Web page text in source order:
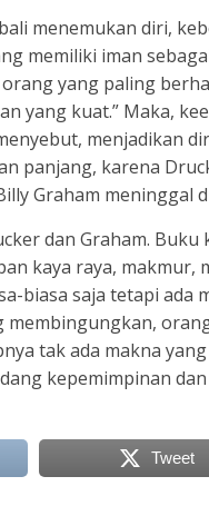
menemukan diri,
memiliki iman
yang paling
yang kuat.” Maka,
menjadikan
panjang, karena
Graham meninggal
dan Graham. Buku
kaya raya, makmur,
biasa saja tetapi
tak ada makna
kepemimpinan
Tweet